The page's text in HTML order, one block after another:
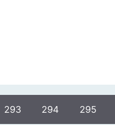
293 294 295